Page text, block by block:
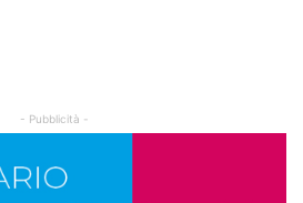
- Pubblicità -